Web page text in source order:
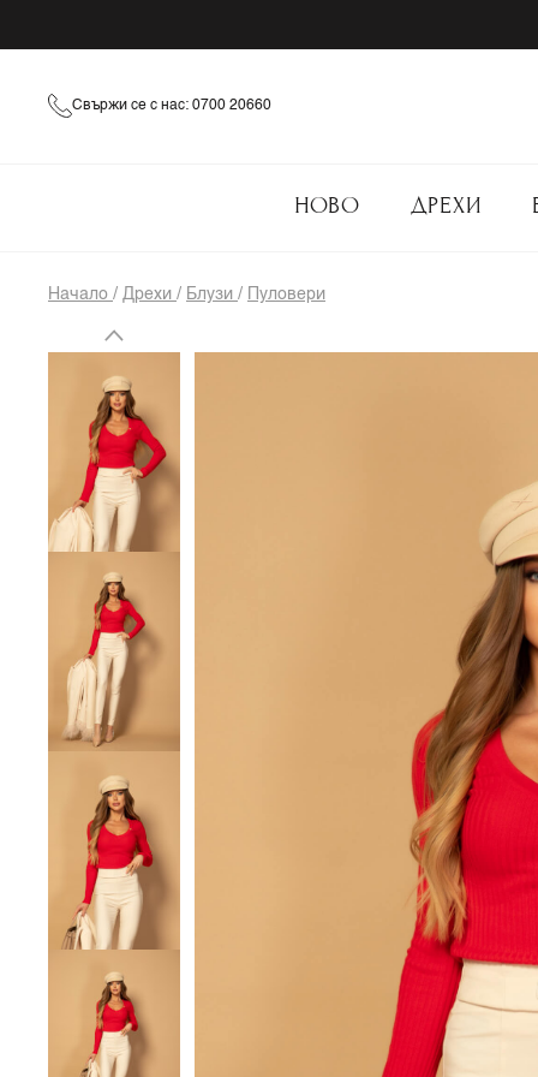
Свържи се с нас: 0700 20660
НОВО ДРЕХИ
Начало / Дрехи / Блузи / Пуловери